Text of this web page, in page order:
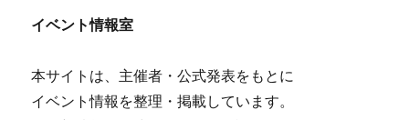
イベント情報室
本サイトは、主催者・公式発表をもとに
イベント情報を整理・掲載しています。